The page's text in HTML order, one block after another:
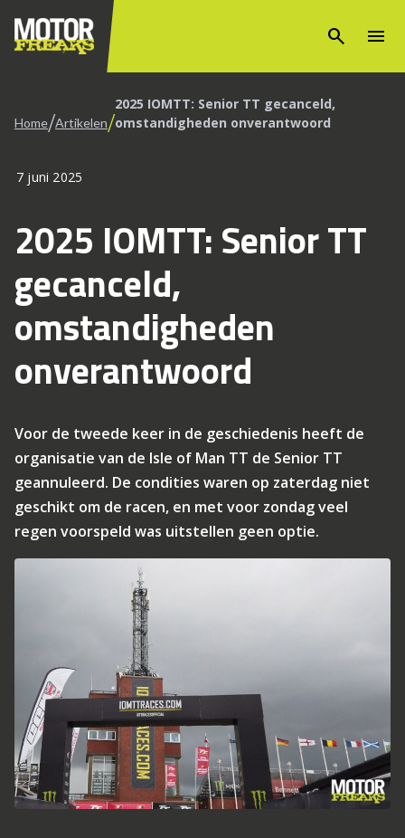
search menu
Home/Artikelen/2025 IOMTT: Senior TT gecanceld,
omstandigheden onverantwoord
7 juni 2025
2025 IOMTT: Senior TT
gecanceld,
omstandigheden
onverantwoord
Voor de tweede keer in de geschiedenis heeft de
organisatie van de Isle of Man TT de Senior TT
geannuleerd. De condities waren op zaterdag niet
geschikt om de racen, en met voor zondag veel
regen voorspeld was uitstellen geen optie.